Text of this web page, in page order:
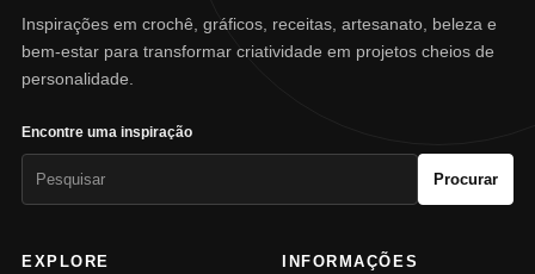
Inspirações em crochê, gráficos, receitas, artesanato, beleza e
bem-estar para transformar criatividade em projetos cheios de
personalidade.
Encontre uma inspiração
Procurar
EXPLORE INFORMAÇÕES